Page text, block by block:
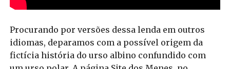
Procurando por versões dessa lenda em outros
idiomas, deparamos com a possível origem da
fictícia história do urso albino confundido com